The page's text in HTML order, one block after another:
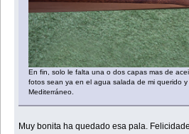
En fin, solo le falta una o dos capas mas de
fotos sean ya en el agua salada de mi querido
Mediterráneo.
Muy bonita ha quedado esa pala.